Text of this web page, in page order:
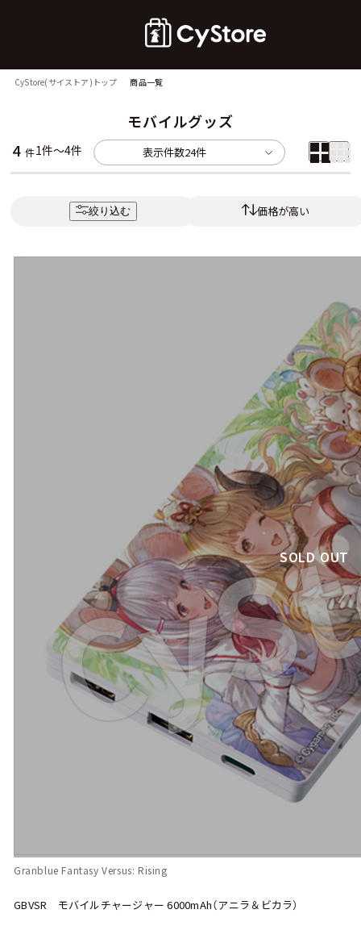
CyStore(サイストア)トップ 商品一覧
モバイルグッズ
4 件1件～4件 表示件数24件
絞り込む 価格が高い
SOLD OUT
Granblue Fantasy Versus: Rising
GBVSR モバイルチャージャー 6000mAh（アニラ＆ビカラ）